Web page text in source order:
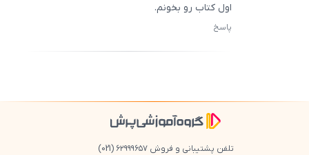
اول کتاب رو بخونم.
پاسخ
تلفن پشتیبانی و فروش ۶۲۹۹۹۶۵۷ (021)